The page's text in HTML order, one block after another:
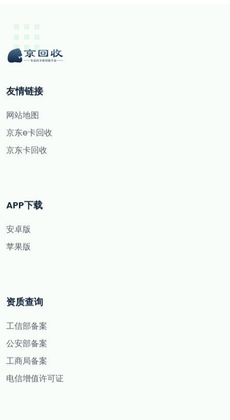
友情链接
网站地图
京东e卡回收
京东卡回收
APP下载
安卓版
苹果版
资质查询
工信部备案
公安部备案
工商局备案
电信增值许可证